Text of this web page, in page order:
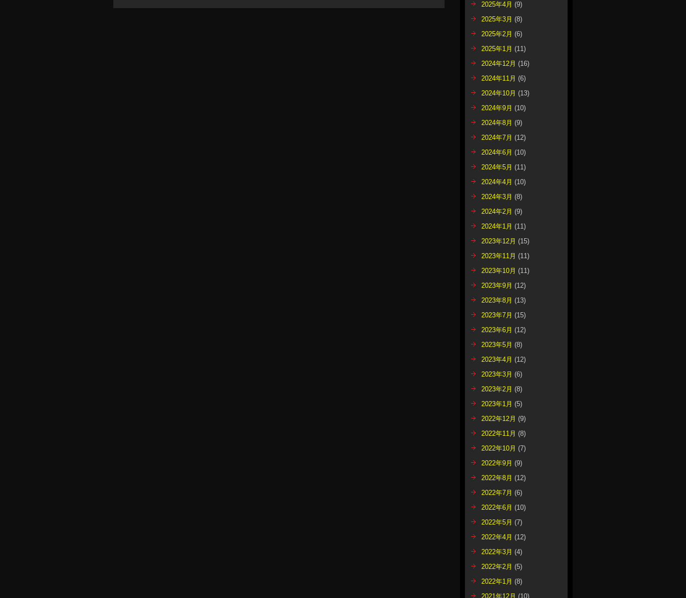
2025年4月 (9)
2025年3月 (8)
2025年2月 (6)
2025年1月 (11)
2024年12月 (16)
2024年11月 (6)
2024年10月 (13)
2024年9月 (10)
2024年8月 (9)
2024年7月 (12)
2024年6月 (10)
2024年5月 (11)
2024年4月 (10)
2024年3月 (8)
2024年2月 (9)
2024年1月 (11)
2023年12月 (15)
2023年11月 (11)
2023年10月 (11)
2023年9月 (12)
2023年8月 (13)
2023年7月 (15)
2023年6月 (12)
2023年5月 (8)
2023年4月 (12)
2023年3月 (6)
2023年2月 (8)
2023年1月 (5)
2022年12月 (9)
2022年11月 (8)
2022年10月 (7)
2022年9月 (9)
2022年8月 (12)
2022年7月 (6)
2022年6月 (10)
2022年5月 (7)
2022年4月 (12)
2022年3月 (4)
2022年2月 (5)
2022年1月 (8)
2021年12月 (10)